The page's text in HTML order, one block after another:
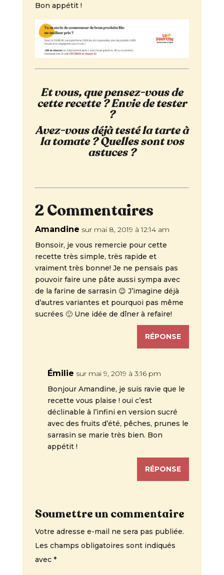
Bon appétit !
Et vous, que pensez-vous de
cette recette ? Envie de tester
?
Avez-vous déjà testé la tarte à
la tomate ? Quelles sont vos
astuces ?
2 Commentaires
Amandine sur mai 8, 2019 à 12:14 am
Bonsoir, je vous remercie pour cette
recette très simple, très rapide et
vraiment très bonne! Je ne pensais pas
pouvoir faire une pâte aussi sympa avec
de la farine de sarrasin 😉 J’imagine déjà
d’autres variantes et pourquoi pas même
sucrées 🙂 Une idée de dîner à refaire!
RÉPONSE
Émilie sur mai 9, 2019 à 3:16 pm
Bonjour Amandine, je suis ravie que le
recette vous plaise ! oui c’est
déclinable à l’infini en version sucré
avec des fruits d’été, pêches, prunes le
sarrasin se marie très bien. Bon
appétit !
RÉPONSE
Soumettre un commentaire
Votre adresse e-mail ne sera pas publiée.
Les champs obligatoires sont indiqués
avec *